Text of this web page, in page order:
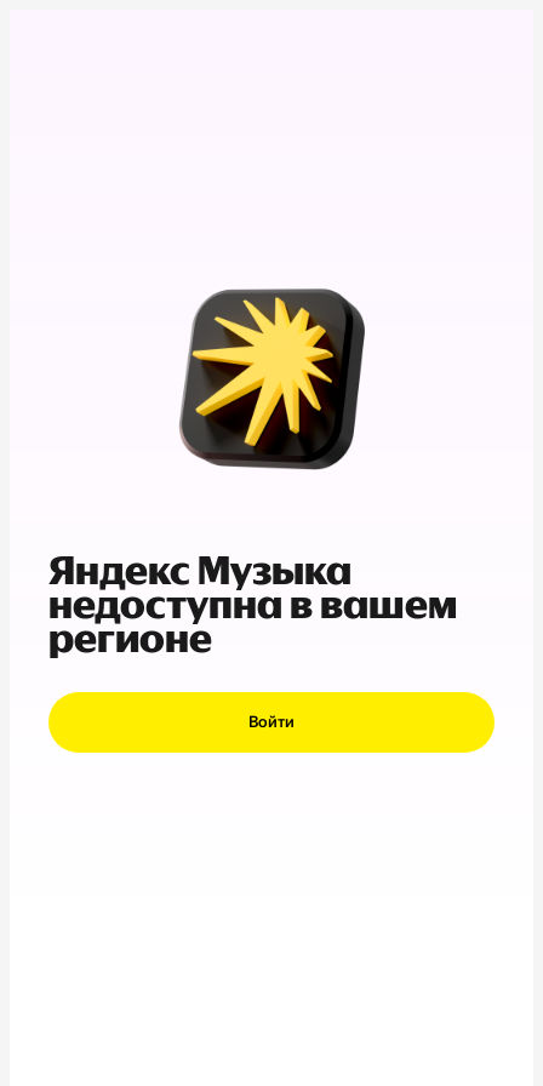
Яндекс Музыка
недоступна в вашем
регионе
Войти